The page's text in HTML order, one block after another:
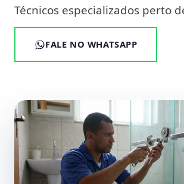
Técnicos especializados perto
FALE NO WHATSAPP